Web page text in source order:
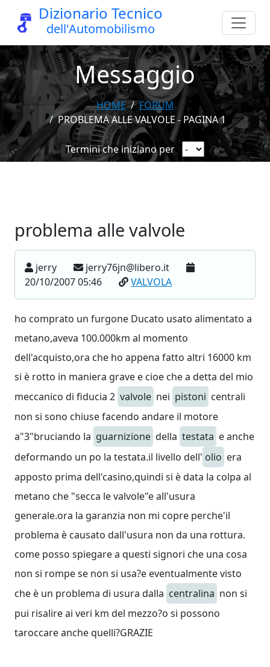
Dizionario Tecnico
dell'Automobilismo
Messaggio
HOME
FORUM
PROBLEMA ALLE VALVOLE - PAGINA 1
Termini che iniziano per
problema alle valvole
jerry
jerry76jn@libero.it
20/10/2007 05:46
VALVOLA
ho comprato un furgone Ducato usato alimentato a
metano,aveva 100.000km al momento
dell'acquisto,ora che ho appena fatto altri 16000 km
si è rotto in maniera grave e cioe che a detta del mio
meccanico di fiducia 2 valvole nei pistoni centrali
non si sono chiuse facendo andare il motore
a"3"bruciando la guarnizione della testata e anche
deformando un po la testata.il livello dell' olio era
apposto prima dell'casino,quindi si è data la colpa al
metano che "secca le valvole"e all'usura
generale.ora la garanzia non mi copre perche'il
problema è causato dall'usura non da una rottura.
come posso spiegare a questi signori che una cosa
non si rompe se non si usa?e eventualmente visto
che è un problema di usura dalla centralina non si
pui risalire ai veri km del mezzo?o si possono
taroccare anche quelli?GRAZIE